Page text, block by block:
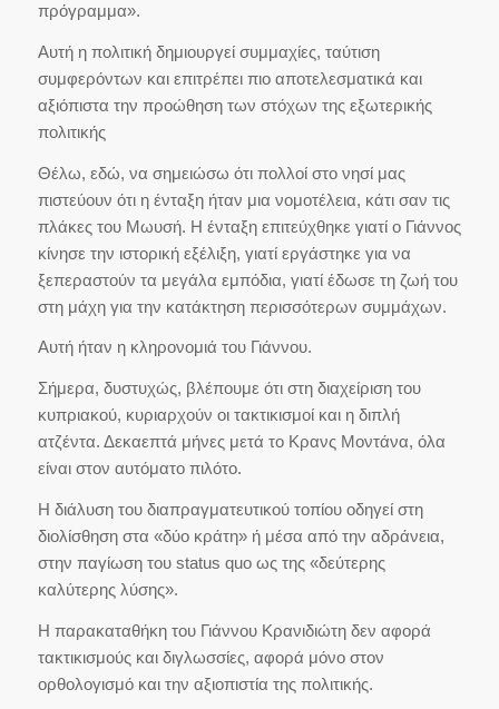
πρόγραμμα».
Αυτή η πολιτική δημιουργεί συμμαχίες, ταύτιση
συμφερόντων και επιτρέπει πιο αποτελεσματικά και
αξιόπιστα την προώθηση των στόχων της εξωτερικής
πολιτικής
Θέλω, εδώ, να σημειώσω ότι πολλοί στο νησί μας
πιστεύουν ότι η ένταξη ήταν μια νομοτέλεια, κάτι σαν τις
πλάκες του Μωυσή. Η ένταξη επιτεύχθηκε γιατί ο Γιάννος
κίνησε την ιστορική εξέλιξη, γιατί εργάστηκε για να
ξεπεραστούν τα μεγάλα εμπόδια, γιατί έδωσε τη ζωή του
στη μάχη για την κατάκτηση περισσότερων συμμάχων.
Αυτή ήταν η κληρονομιά του Γιάννου.
Σήμερα, δυστυχώς, βλέπουμε ότι στη διαχείριση του
κυπριακού, κυριαρχούν οι τακτικισμοί και η διπλή
ατζέντα. Δεκαεπτά μήνες μετά το Κρανς Μοντάνα, όλα
είναι στον αυτόματο πιλότο.
Η διάλυση του διαπραγματευτικού τοπίου οδηγεί στη
διολίσθηση στα «δύο κράτη» ή μέσα από την αδράνεια,
στην παγίωση του status quo ως της «δεύτερης
καλύτερης λύσης».
Η παρακαταθήκη του Γιάννου Κρανιδιώτη δεν αφορά
τακτικισμούς και διγλωσσίες, αφορά μόνο στον
ορθολογισμό και την αξιοπιστία της πολιτικής.